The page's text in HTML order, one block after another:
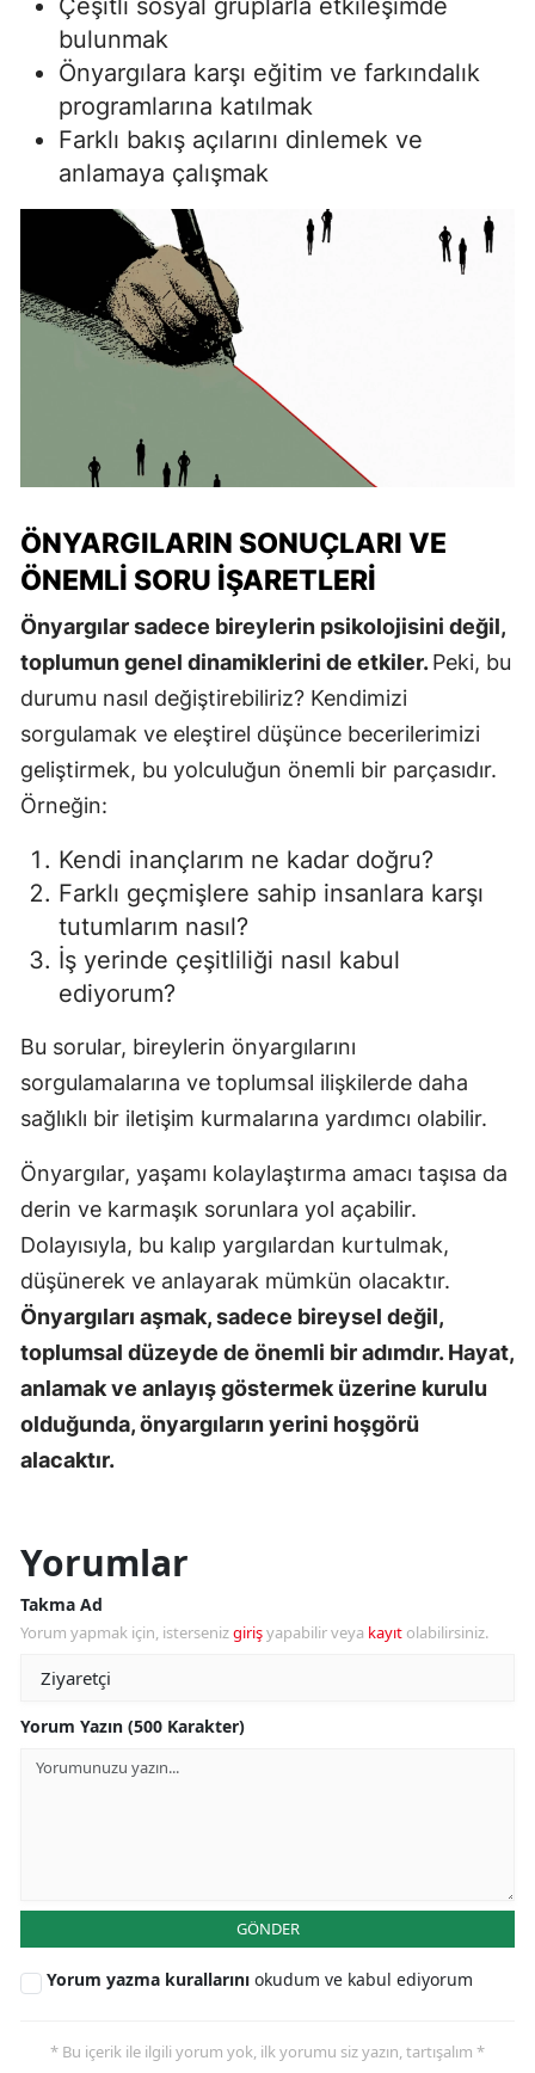
bulunmak
Önyargılara karşı eğitim ve farkındalık
programlarına katılmak
Farklı bakış açılarını dinlemek ve
anlamaya çalışmak
ÖNYARGILARIN SONUÇLARI VE
ÖNEMLI SORU İŞARETLERI
Önyargılar sadece bireylerin psikolojisini değil,
toplumun genel dinamiklerini de etkiler.Peki, bu
durumu nasıl değiştirebiliriz? Kendimizi
sorgulamak ve eleştirel düşünce becerilerimizi
geliştirmek, bu yolculuğun önemli bir parçasıdır.
Örneğin:
Kendi inançlarım ne kadar doğru?
Farklı geçmişlere sahip insanlara karşı
tutumlarım nasıl?
İş yerinde çeşitliliği nasıl kabul
ediyorum?
Bu sorular, bireylerin önyargılarını
sorgulamalarına ve toplumsal ilişkilerde daha
sağlıklı bir iletişim kurmalarına yardımcı olabilir.
Önyargılar, yaşamı kolaylaştırma amacı taşısa da
derin ve karmaşık sorunlara yol açabilir.
Dolayısıyla, bu kalıp yargılardan kurtulmak,
düşünerek ve anlayarak mümkün olacaktır.
Önyargıları aşmak, sadece bireysel değil,
toplumsal düzeyde de önemli bir adımdır. Hayat,
anlamak ve anlayış göstermek üzerine kurulu
olduğunda, önyargıların yerini hoşgörü
alacaktır.
Yorumlar
Takma Ad
Yorum yapmak için, istersenizgirişyapabilir veya kayıt olabilirsiniz.
Yorum Yazın (500 Karakter)
GÖNDER
Yorum yazma kurallarını okudum ve kabul ediyorum
* Bu içerik ile ilgili yorum yok, ilk yorumu siz yazın, tartışalım *